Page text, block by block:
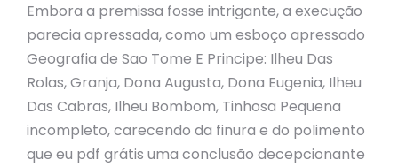
Embora a premissa fosse intrigante, a execução
parecia apressada, como um esboço apressado
Geografia de Sao Tome E Principe: Ilheu Das
Rolas, Granja, Dona Augusta, Dona Eugenia, Ilheu
Das Cabras, Ilheu Bombom, Tinhosa Pequena
incompleto, carecendo da finura e do polimento
que eu pdf grátis uma conclusão decepcionante